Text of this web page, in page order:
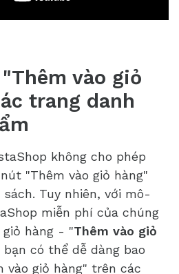
vào giỏ
trang danh
không cho phép
"Thêm vào giỏ hàng"
Tuy nhiên, với mô-
miễn phí của chúng
hàng - "Thêm vào giỏ
bạn có thể dễ dàng bao
giỏ hàng" trên các